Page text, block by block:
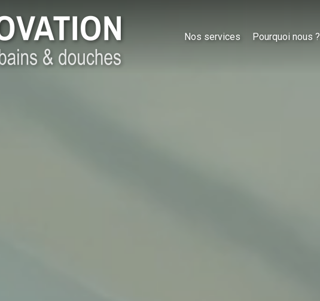
Nos services Pourquoi nous ?